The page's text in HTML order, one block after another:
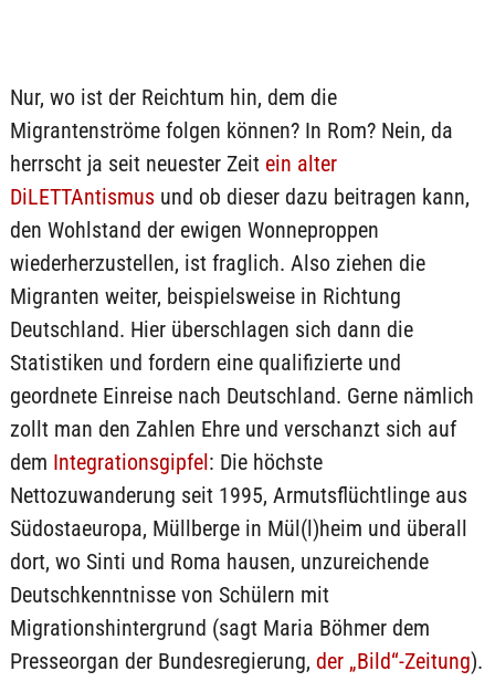
Nur, wo ist der Reichtum hin, dem die
Migrantenströme folgen können? In Rom? Nein, da
herrscht ja seit neuester Zeit ein alter
DiLETTAntismusund ob dieser dazu beitragen kann,
den Wohlstand der ewigen Wonneproppen
wiederherzustellen, ist fraglich. Also ziehen die
Migranten weiter, beispielsweise in Richtung
Deutschland. Hier überschlagen sich dann die
Statistiken und fordern eine qualifizierte und
geordnete Einreise nach Deutschland. Gerne nämlich
zollt man den Zahlen Ehre und verschanzt sich auf
dem Integrationsgipfel: Die höchste
Nettozuwanderung seit 1995, Armutsflüchtlinge aus
Südostaeuropa, Müllberge in Mül(l)heim und überall
dort, wo Sinti und Roma hausen, unzureichende
Deutschkenntnisse von Schülern mit
Migrationshintergrund (sagt Maria Böhmer dem
Presseorgan der Bundesregierung, der „Bild“-Zeitung).